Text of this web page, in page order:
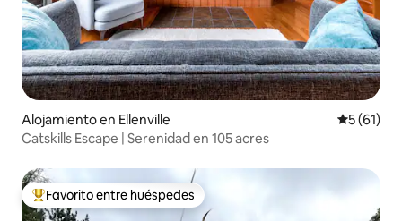
Alojamiento en Ellenville
5 (61)
Catskills Escape | Serenidad en 105 acres
Favorito entre huéspedes preferido
Favorito entre huéspedes